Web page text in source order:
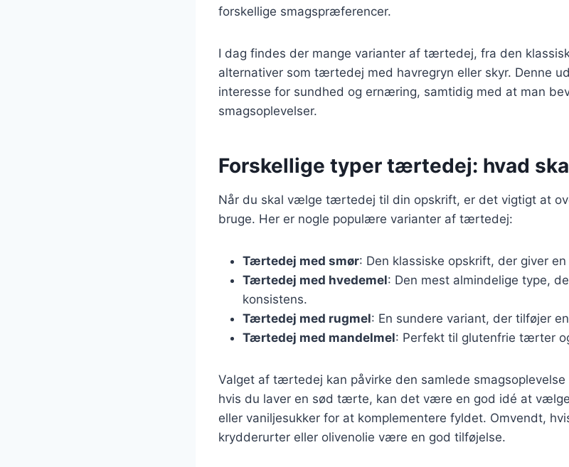
forskellige smagspræferencer.
I dag findes der mange varianter af tærtedej, fra den
alternativer som tærtedej med havregryn eller skyr. Denne
interesse for sundhed og ernæring, samtidig med at man
smagsoplevelser.
Forskellige typer tærtedej: hvad
Når du skal vælge tærtedej til din opskrift, er det vigtigt at
bruge. Her er nogle populære varianter af tærtedej:
Tærtedej med smør: Den klassiske opskrift, der giver
Tærtedej med hvedemel: Den mest almindelige type,
konsistens.
Tærtedej med rugmel: En sundere variant, der tilføjer
Tærtedej med mandelmel: Perfekt til glutenfrie tærter
Valget af tærtedej kan påvirke den samlede
hvis du laver en sød tærte, kan det være en god idé at
eller vaniljesukker for at komplementere fyldet. Omvendt,
krydderurter eller olivenolie være en god tilføjelse.